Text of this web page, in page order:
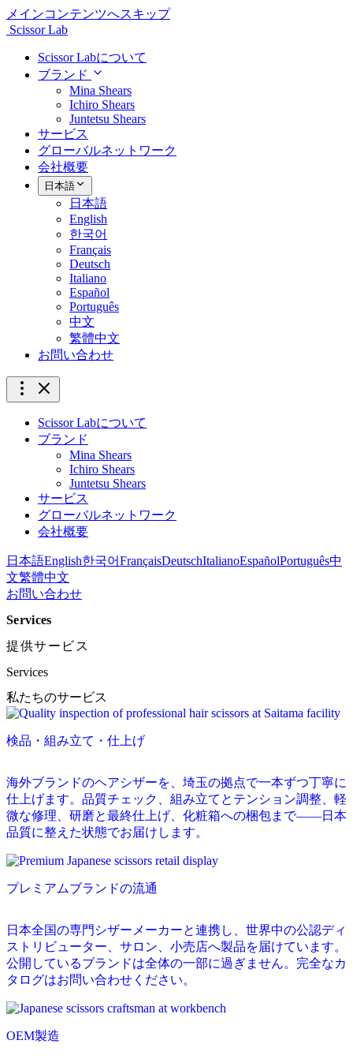
メインコンテンツへスキップ
Scissor Lab
Scissor Labについて
ブランド
Mina Shears
Ichiro Shears
Juntetsu Shears
サービス
グローバルネットワーク
会社概要
日本語
日本語
English
한국어
Français
Deutsch
Italiano
Español
Português
中文
繁體中文
お問い合わせ
Scissor Labについて
ブランド
Mina Shears
Ichiro Shears
Juntetsu Shears
サービス
グローバルネットワーク
会社概要
日本語English한국어FrançaisDeutschItalianoEspañolPortuguês中
文繁體中文
お問い合わせ
Services
提供サービス
Services
私たちのサービス
検品・組み立て・仕上げ
海外ブランドのヘアシザーを、埼玉の拠点で一本ずつ丁寧に
仕上げます。品質チェック、組み立てとテンション調整、軽
微な修理、研磨と最終仕上げ、化粧箱への梱包まで——日本
品質に整えた状態でお届けします。
プレミアムブランドの流通
日本全国の専門シザーメーカーと連携し、世界中の公認ディ
ストリビューター、サロン、小売店へ製品を届けています。
公開しているブランドは全体の一部に過ぎません。完全なカ
タログはお問い合わせください。
OEM製造